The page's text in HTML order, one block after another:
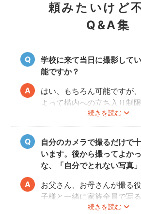
頼みたいけど
Q&A集
学校に来て当日に撮影して
能ですか？
続きを読む
はい、もちろん可能ですが
よって構内への立ち入り制
で、事前にご確認をお願い
自分のカメラで撮るだけで
います。後から撮ってよか
な、「自分でとれない写真
続きを読む
お父さん、お母さんが撮る
子様と一緒に家族全員で写
んし、プロの機材や構図な